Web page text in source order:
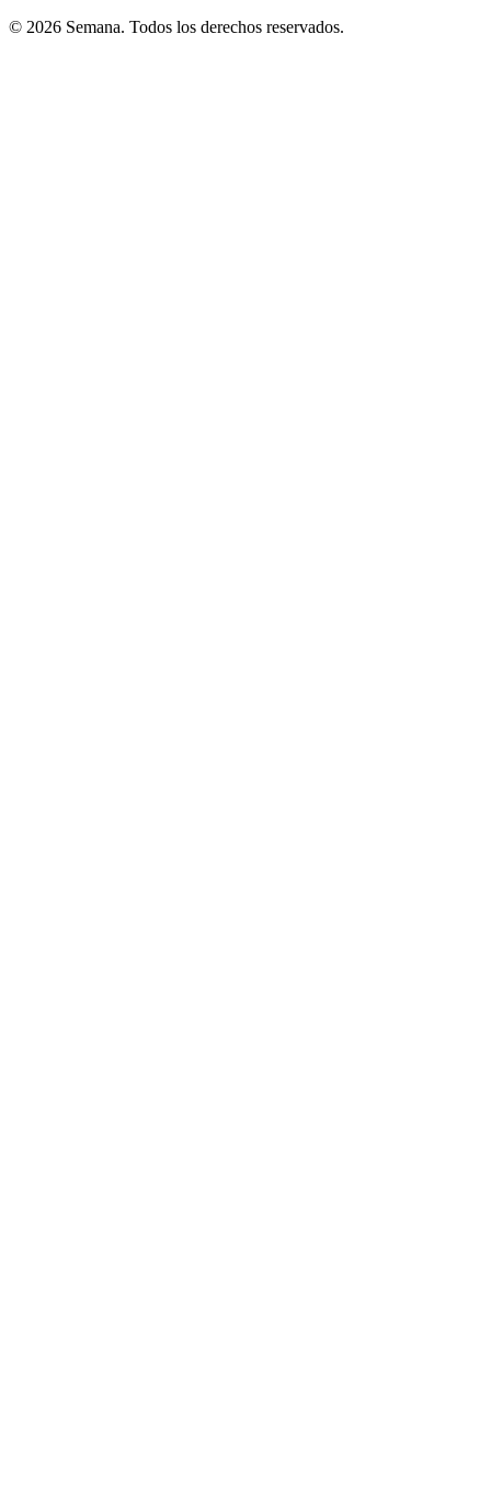
© 2026 Semana. Todos los derechos reservados.